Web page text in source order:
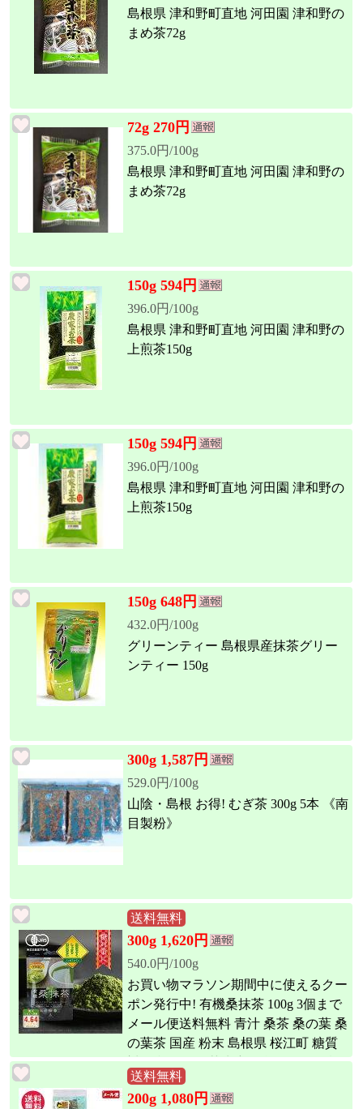
島根県 津和野町直地 河田園 津和野の
まめ茶72g
72g 270円
375.0円/100g
島根県 津和野町直地 河田園 津和野の
まめ茶72g
150g 594円
396.0円/100g
島根県 津和野町直地 河田園 津和野の
上煎茶150g
150g 594円
396.0円/100g
島根県 津和野町直地 河田園 津和野の
上煎茶150g
150g 648円
432.0円/100g
グリーンティー 島根県産抹茶グリー
ンティー 150g
300g 1,587円
529.0円/100g
山陰・島根 お得! むぎ茶 300g 5本 《南
目製粉》
送料無料
300g 1,620円
540.0円/100g
お買い物マラソン期間中に使えるクー
ポン発行中! 有機桑抹茶 100g 3個まで
メール便送料無料 青汁 桑茶 桑の葉 桑
の葉茶 国産 粉末 島根県 桜江町 糖質
対策 桜江町桑茶生産組合 しまね有機
ファーム オーガニック Organic Mulber
ry Matcha 1 piece 100g
送料無料
200g 1,080円